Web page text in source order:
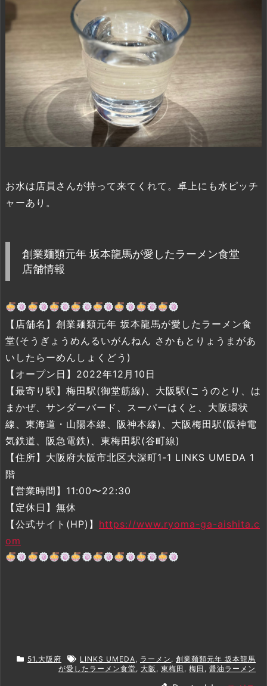
お水は店員さんが持って来てくれて。卓上にも水ピッチ
ャーあり。
創業麺類元年 坂本龍馬が愛したラーメン食堂
店舗情報
【店舗名】創業麺類元年 坂本龍馬が愛したラーメン食
堂(そうぎょうめんるいがんねん さかもとりょうまがあ
いしたらーめんしょくどう)
【オープン日】2022年12月10日
【最寄り駅】梅田駅(御堂筋線)、大阪駅(こうのとり、は
まかぜ、サンダーバード、スーパーはくと、大阪環状
線、東海道・山陽本線、阪神本線)、大阪梅田駅(阪神電
気鉄道、阪急電鉄)、東梅田駅(谷町線)
【住所】大阪府大阪市北区大深町1-1 LINKS UMEDA 1
階
【営業時間】11:00〜22:30
【定休日】無休
【公式サイト(HP)】 https://www.ryoma-ga-aishita.c
om
51.大阪府 LINKS UMEDA, ラーメン , 創業麺類元年 坂本龍馬
が愛したラーメン食堂, 大阪 , 東梅田 , 梅田 , 醤油ラーメン